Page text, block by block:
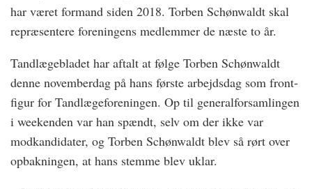
har været formand siden 2018. Torben Schønwaldt skal
repræsentere foreningens medlemmer de næste to år.
Tandlægebladet har aftalt at følge Torben Schønwaldt
denne novemberdag på hans første arbejdsdag som front­
figur for Tandlægeforeningen. Op til generalforsamlingen
i weekenden var han spændt, selv om der ikke var
modkandidater, og Torben Schønwaldt blev så rørt over
opbakningen, at hans stemme blev uklar.